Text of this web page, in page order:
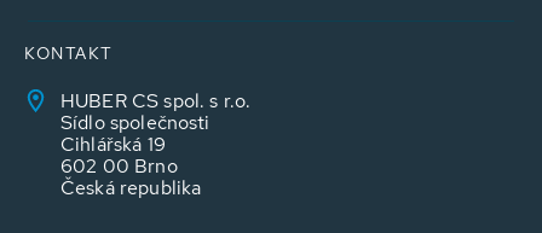
KONTAKT
HUBER CS spol. s r.o.
Sídlo společnosti
Cihlářská 19
602 00 Brno
Česká republika